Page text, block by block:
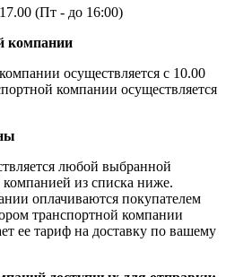
(Пт - до 16:00)
компании
осуществляется с 10.00
компании осуществляется
любой выбранной
из списка ниже.
оплачиваются покупателем
транспортной компании
ее тариф на доставку по вашему